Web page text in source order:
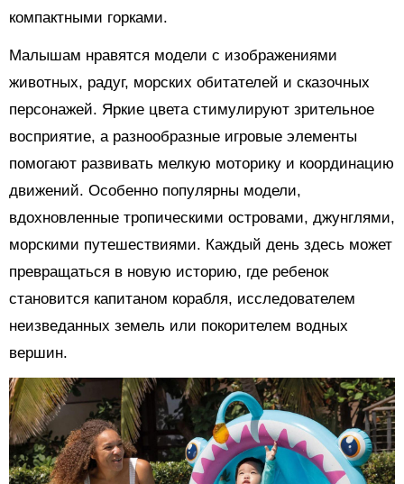
компактными горками.
Малышам нравятся модели с изображениями
животных, радуг, морских обитателей и сказочных
персонажей. Яркие цвета стимулируют зрительное
восприятие, а разнообразные игровые элементы
помогают развивать мелкую моторику и координацию
движений. Особенно популярны модели,
вдохновленные тропическими островами, джунглями,
морскими путешествиями. Каждый день здесь может
превращаться в новую историю, где ребенок
становится капитаном корабля, исследователем
неизведанных земель или покорителем водных
вершин.